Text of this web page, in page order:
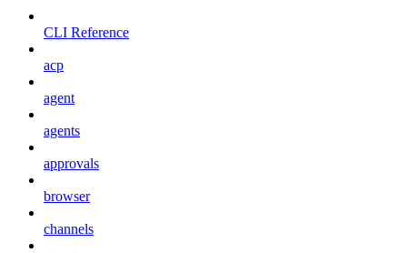
CLI Reference
acp
agent
agents
approvals
browser
channels